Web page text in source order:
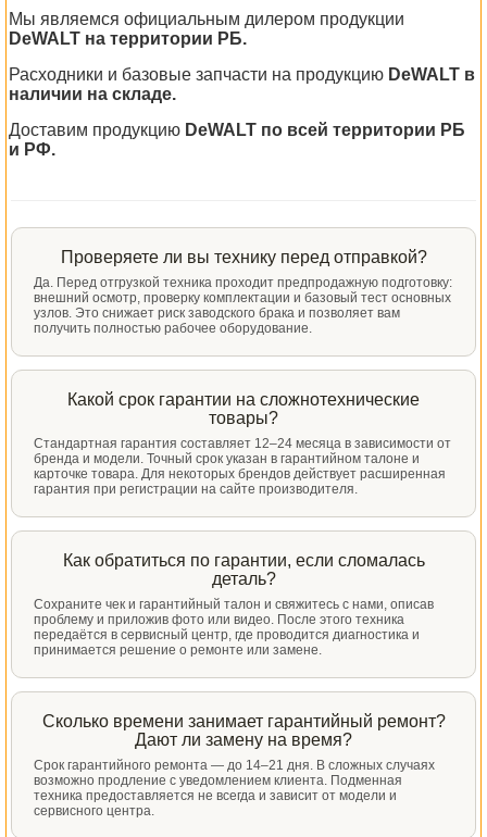
Мы являемся официальным дилером продукции
DeWALT на территории РБ.
Расходники и базовые запчасти на продукцию DeWALT в
наличии на складе.
Доставим продукцию DeWALT по всей территории РБ
и РФ.
Проверяете ли вы технику перед отправкой?
Да. Перед отгрузкой техника проходит предпродажную подготовку:
внешний осмотр, проверку комплектации и базовый тест основных
узлов. Это снижает риск заводского брака и позволяет вам
получить полностью рабочее оборудование.
Какой срок гарантии на сложнотехнические
товары?
Стандартная гарантия составляет 12–24 месяца в зависимости от
бренда и модели. Точный срок указан в гарантийном талоне и
карточке товара. Для некоторых брендов действует расширенная
гарантия при регистрации на сайте производителя.
Как обратиться по гарантии, если сломалась
деталь?
Сохраните чек и гарантийный талон и свяжитесь с нами, описав
проблему и приложив фото или видео. После этого техника
передаётся в сервисный центр, где проводится диагностика и
принимается решение о ремонте или замене.
Сколько времени занимает гарантийный ремонт?
Дают ли замену на время?
Срок гарантийного ремонта — до 14–21 дня. В сложных случаях
возможно продление с уведомлением клиента. Подменная
техника предоставляется не всегда и зависит от модели и
сервисного центра.